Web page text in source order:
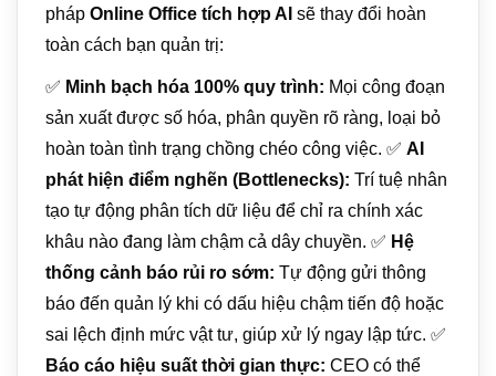
pháp Online Office tích hợp AI sẽ thay đổi hoàn
toàn cách bạn quản trị:
✅ Minh bạch hóa 100% quy trình: Mọi công đoạn
sản xuất được số hóa, phân quyền rõ ràng, loại bỏ
hoàn toàn tình trạng chồng chéo công việc. ✅ AI
phát hiện điểm nghẽn (Bottlenecks): Trí tuệ nhân
tạo tự động phân tích dữ liệu để chỉ ra chính xác
khâu nào đang làm chậm cả dây chuyền. ✅ Hệ
thống cảnh báo rủi ro sớm: Tự động gửi thông
báo đến quản lý khi có dấu hiệu chậm tiến độ hoặc
sai lệch định mức vật tư, giúp xử lý ngay lập tức. ✅
Báo cáo hiệu suất thời gian thực: CEO có thể